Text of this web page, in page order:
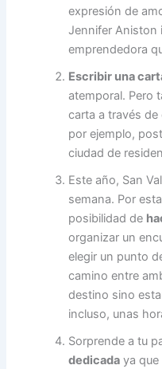
expresión de
Jennifer Aniston
emprendedora
Escribir una
atemporal. Pero
carta a través
por ejemplo,
ciudad de
Este año, San
semana. Por
posibilidad de
organizar un
elegir un punto
camino entre
destino sino
incluso, unas
Sorprende a tu
dedicada ya que